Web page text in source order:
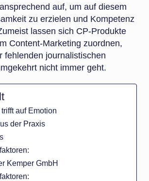
auf, um auf diesem
zu erzielen und Kompetenz
lassen sich CP-Produkte
Content-Marketing zuordnen,
fehlenden journalistischen
nicht immer geht.
auf Emotion
der Praxis
Kemper GmbH